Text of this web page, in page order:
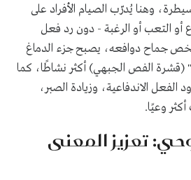
وهنا يُدرّب الصيام الأفراد على
أو التعب أو الرغبة - دون رد فعل
جماح دوافعه، يصبح جزء الدماغ
(قشرة الفص الجبهي) أكثر نشاطًا، كما
الفعل الاندفاعية، وزيادة الصبر،
وعيًا.
تعزيز المعنى